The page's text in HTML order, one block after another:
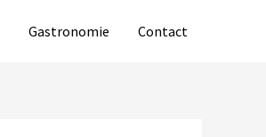
Gastronomie Contact